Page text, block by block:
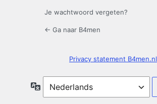
Je wachtwoord vergeten?
← Ga naar B4men
Privacy statement B4men.nl
Taal